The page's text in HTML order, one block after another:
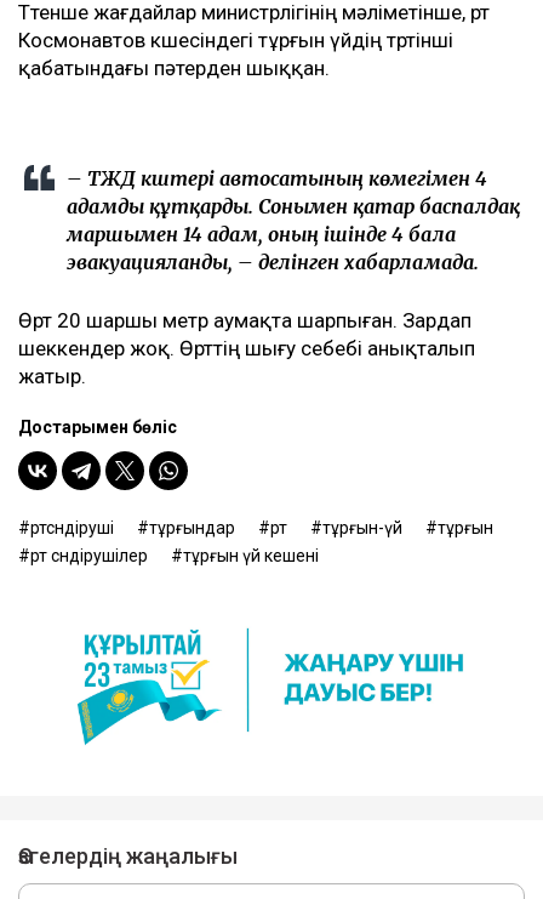
Төтенше жағдайлар министрлігінің мәліметінше, өрт
Космонавтов көшесіндегі тұрғын үйдің төртінші
қабатындағы пәтерден шыққан.
– ТЖД күштері автосатының көмегімен 4
адамды құтқарды. Сонымен қатар баспалдақ
маршымен 14 адам, оның ішінде 4 бала
эвакуацияланды, – делінген хабарламада.
Өрт 20 шаршы метр аумақта шарпыған. Зардап
шеккендер жоқ. Өрттің шығу себебі анықталып
жатыр.
Достарыңмен бөліс
өртсөндіруші тұрғындар өрт тұрғын-үй
тұрғын
өрт сөндірушілер
тұрғын үй кешені